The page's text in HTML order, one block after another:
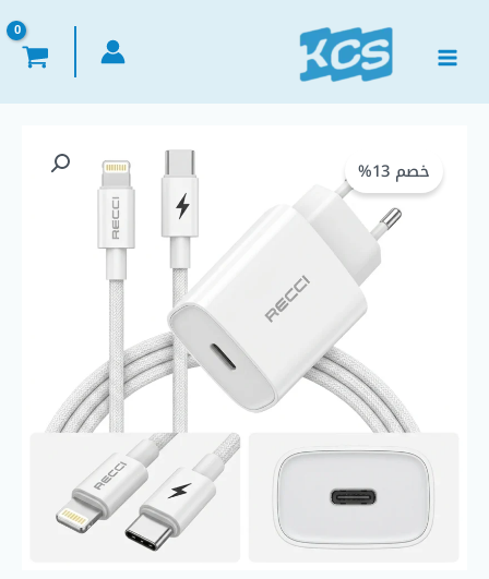
المحتوى
خصم 13%
الأصلي
هو:
EGP 400,00.
السعر
الحالي
هو:
EGP 350,00.
Recci
RCK-
Cable